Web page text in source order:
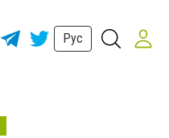
Рус